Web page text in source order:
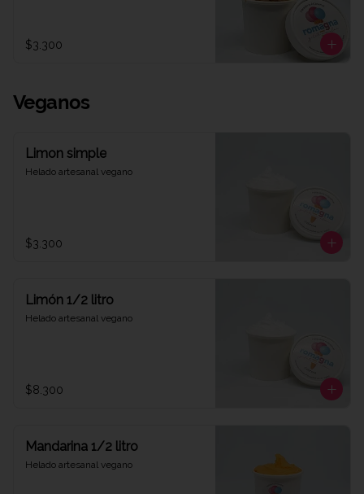
$3.300
Veganos
Limon simple
Helado artesanal vegano
$3.300
Limón 1/2 litro
Helado artesanal vegano
$8.300
Mandarina 1/2 litro
Helado artesanal vegano